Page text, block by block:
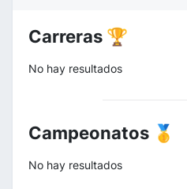
Carreras 🏆
No hay resultados
Campeonatos 🥇
No hay resultados